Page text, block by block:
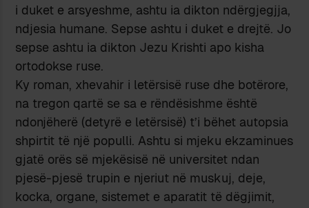
i duket e arsyeshme, ashtu ia dikton ndërgjegjja,
ndjesia humane. Sepse ashtu i duket e drejtë. Jo
sepse ashtu ia dikton Jezu Krishti apo kisha
ortodokse ruse.
Ky roman, xhevahir i letërsisë ruse dhe botërore,
na tregon qartë se sa e rëndësishme është
ndonjëherë (detyrë e letërsisë) t’i bëhet autopsia
shpirtit të një populli. Ashtu si mjeku ekzaminues
gjatë orës së mjekësisë në universitet ndan
pjesë-pjesë trupin e njeriut në muskuj, deje,
kocka, organe, sistemet e aparatit të dëgjimit,